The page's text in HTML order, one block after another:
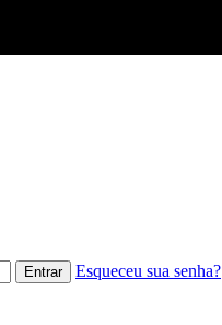
Esqueceu sua senha?